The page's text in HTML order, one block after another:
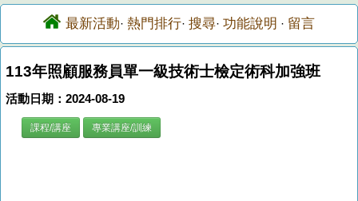
最新活動· 熱門排行· 搜尋· 功能說明 · 留言
113年照顧服務員單一級技術士檢定術科加強班
活動日期：2024-08-19
課程/講座 專業講座/訓練